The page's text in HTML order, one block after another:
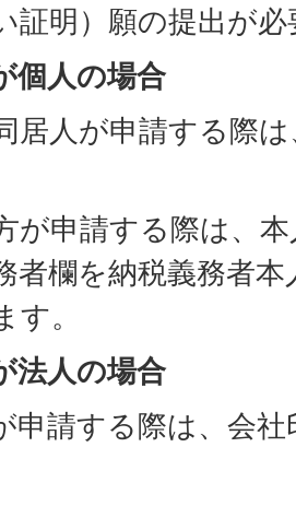
証明）願の提出が
個人の場合
居人が申請する際
が申請する際は、
者欄を納税義務者
す。
法人の場合
申請する際は、会